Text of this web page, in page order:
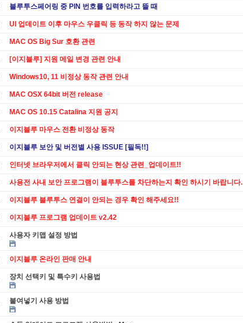
블루투스페어링 중 PIN 번호를 입력하라고 뜰 때
UI 업데이트 이후 마우스 우클릭 등 동작 하지 않는 문제
MAC OS Big Sur 호환 관련
[이지블루] 지원 메일 변경 관련 안내
Windows10, 11 비정상 동작 관련 안내
MAC OSX 64bit 버전 release
MAC OS 10.15 Catalina 지원 공지
이지블루 마우스 전환 비정상 동작
이지블루 보안 및 버전별 사용 ISSUE [필독!!]
인터넷 브라우저에서 클릭 안되는 현상 관련_업데이트!!
사용전 사내 보안 프로그램이 블루투스를 차단하는지 확인 하시기 바랍니다.
이지블루 블루투스 연결이 안되는 경우 확인 해주세요!!
이지블루 프로그램 업데이트 v2.42
사용자 키맵 설정 방법
이지블루 온라인 판매 안내
장치 선택키 및 특수키 사용법
붙여넣기 사용 방법